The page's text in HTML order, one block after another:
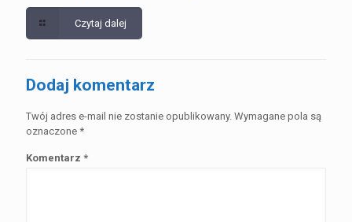
Czytaj dalej
Dodaj komentarz
Twój adres e-mail nie zostanie opublikowany. Wymagane pola są
oznaczone *
Komentarz *